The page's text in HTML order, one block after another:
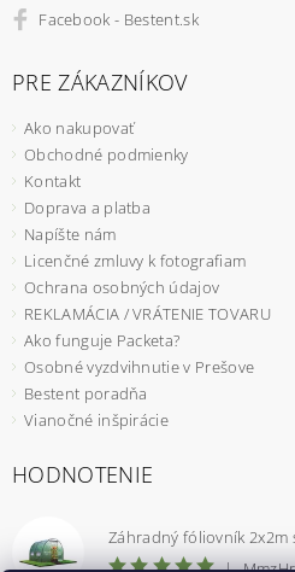
Facebook - Bestent.sk
PRE ZÁKAZNÍKOV
Ako nakupovať
Obchodné podmienky
Kontakt
Doprava a platba
Napíšte nám
Licenčné zmluvy k fotografiam
Ochrana osobných údajov
REKLAMÁCIA / VRÁTENIE TOVARU
Ako funguje Packeta?
Osobné vyzdvihnutie v Prešove
Bestent poradňa
Vianočné inšpirácie
HODNOTENIE
Záhradný fóliovník 2x2m